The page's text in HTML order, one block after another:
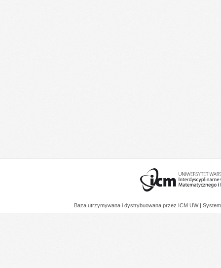
Baza utrzymywana i dystrybuowana przez ICM UW |